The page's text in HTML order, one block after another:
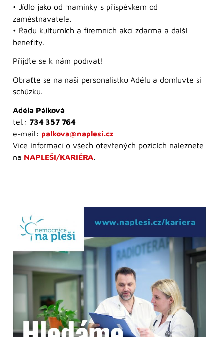
• Jídlo jako od maminky s příspěvkem od
zaměstnavatele.
• Řadu kulturních a firemních akcí zdarma a další
benefity.
Přijďte se k nám podívat!
Obraťte se na naši personalistku Adélu a domluvte si
schůzku.
Adéla Pálková
tel.: 734 357 764
e-mail: palkova@naplesi.cz
Více informací o všech otevřených pozicích naleznete
na NAPLEŠI/KARIÉRA.